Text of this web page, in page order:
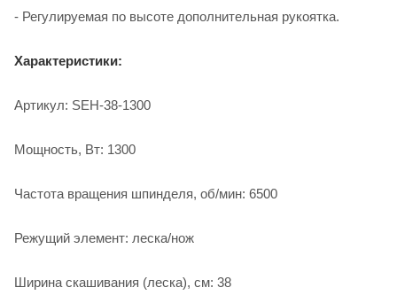
- Регулируемая по высоте дополнительная рукоятка.
Характеристики:
Артикул: SEH-38-1300
Мощность, Вт: 1300
Частота вращения шпинделя, об/мин: 6500
Режущий элемент: леска/нож
Ширина скашивания (леска), см: 38